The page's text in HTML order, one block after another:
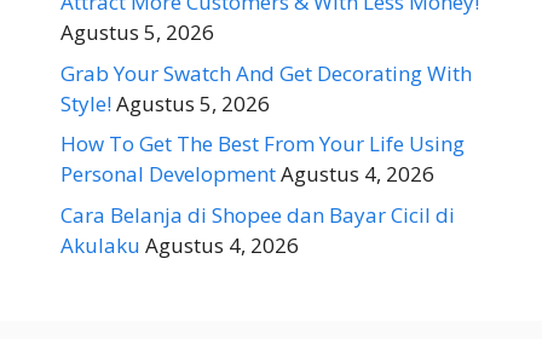
Agustus 5, 2026
Grab Your Swatch And Get Decorating With
Style!Agustus 5, 2026
How To Get The Best From Your Life Using
Personal DevelopmentAgustus 4, 2026
Cara Belanja di Shopee dan Bayar Cicil di
Akulaku Agustus 4, 2026